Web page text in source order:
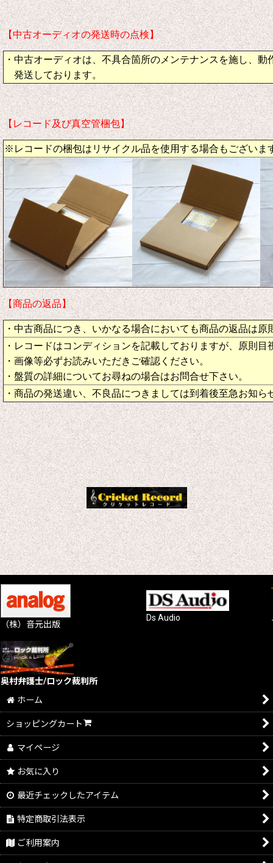
【中古オーディオの発送時の点検】
・中古オーディオは、不具合箇所のメンテナンスを施し、動
発送しております。
【レコード及び真空管梱包】
※レコードの梱包はリサイクル品を使用する場合もございま
【商品の返品】
・中古商品につき、いかなる場合においても商品の返品は原
・レコードはコンディションを記載しておりますが、原則目
・画像等必ずお読みいただきご確認ください。
・盤質の詳細についてお尋ねの場合はお問合せ下さい。
・商品の発送違い、不良品につきましては到着後至急お知ら
（株）音元出版
Ds Audio
奥村弁護士/ロック裁判所
ホーム
ショッピングカート
マイページ
お気に入り
最近チェックしたアイテム
特定商取引法表示
ご利用案内